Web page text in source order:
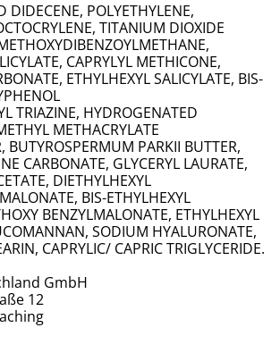
DIDECENE, POLYETHYLENE,
TITANIUM DIOXIDE
CAPRYLYL METHICONE,
ETHYLHEXYL SALICYLATE, BIS-
TRIAZINE, HYDROGENATED
METHACRYLATE
BUTYROSPERMUM PARKII BUTTER,
CARBONATE, GLYCERYL LAURATE,
DIETHYLHEXYL
BIS-ETHYLHEXYL
BENZYLMALONATE, ETHYLHEXYL
SODIUM HYALURONATE,
CAPRYLIC/ ​CAPRIC TRIGLYCERIDE.​
GmbH
12